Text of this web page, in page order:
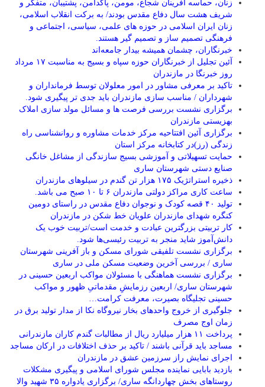
زنان، حماسه آفرینان شجاع، مومن، پاکدامن، پشتیبان، متفکر و
شریف هشت سال دفاع مقدس بودند/ به برکت انقلاب اسلامی،
زنان ایران اسلامی در حوزه های علمی، سیاسی، اجتماعی و
فرهنگی تصمیم ساز و تصمیم گیر هستند.
خبرنگاران، چشمان همیشه بیدار جامعه‌اند
آئین تجلیل از خبرنگاران حوزه سپاه و بسیج به مناسبت ۱۷ مرداد
روز خبرنگا در مازندران
تاکید بر معرفی مشاور در امور معلولان توسط فرمانداران و
شهرداران / مناسب سازی مازندران باید جدی تر پیگیری شود.
برگزاری نشست بررسی فرصت ها و مسائل مولد سازی املاک
بهزیستی مازندران
برگزاری آئین افتتاحیه مرکز خدمات مشاوره و روانشناسی راه
زندگی (رز)در کتابخانه مرکز استان
حمایت تسهیلاتی و آموزشی بسیج سازندگی از مشاغل خانگی
صنایع دستی شهرستان ساری
ذخیره استراتژیک ۱۷۵ هزار تن گندم در سیلوهای مازندران
ساعت کاری مراکز دولتی مازندران ۶ تا ۱۰ صبح می باشد.
تولید ۴۰ قصه کودک و نوجوان دفاع مقدس در راستای دومین
کنگره شهدای مازندران علویان خط شکن در مازندران
کار تربیتی بزرگترین عبادت و خدمت است/تربیت خوب یک
دانش‌آموز شاید منجر به تربیت رئیسی‌ها شود.
برگزاری ‌نشست تلفیقی شورای مسکن و باز آفرینی شهرستان
ساری / بررسی آخرین وضعیت مسکن ملی در ساری
برگزاری نشست هماهنگی با مسئولان مواکب اربعین حسینی در
شهرستان ساری/ اربعین رزمایشِ مقدماتیِ ظهور و مواکب
حسینی تجلیگاه بصیرت، معرفت کرامت…
جلوگیری از خروج واحدهای بخار نیروگاه نکا از مدار تولید برق در
زمان اوج مصرف
پرداخت ۱۱ هزار میلیارد ریال از مطالبات گندم کاران مازندرانی
مساجد باید قرآنی باشند / تاکید بر حذف اختلافات در ارکان مساجد
اجرای نمایش راز سرزمین عشق در مازندران
بازدید بابایی نماینده مجلس شورای اسلامی و پیگیری مشکلات
روستاهای بخش چهاردانگه ساری/ برگزاری یادواره ۳۵ شهید والا